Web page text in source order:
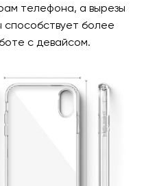
телефона, а вырезы
способствует более
с девайсом.